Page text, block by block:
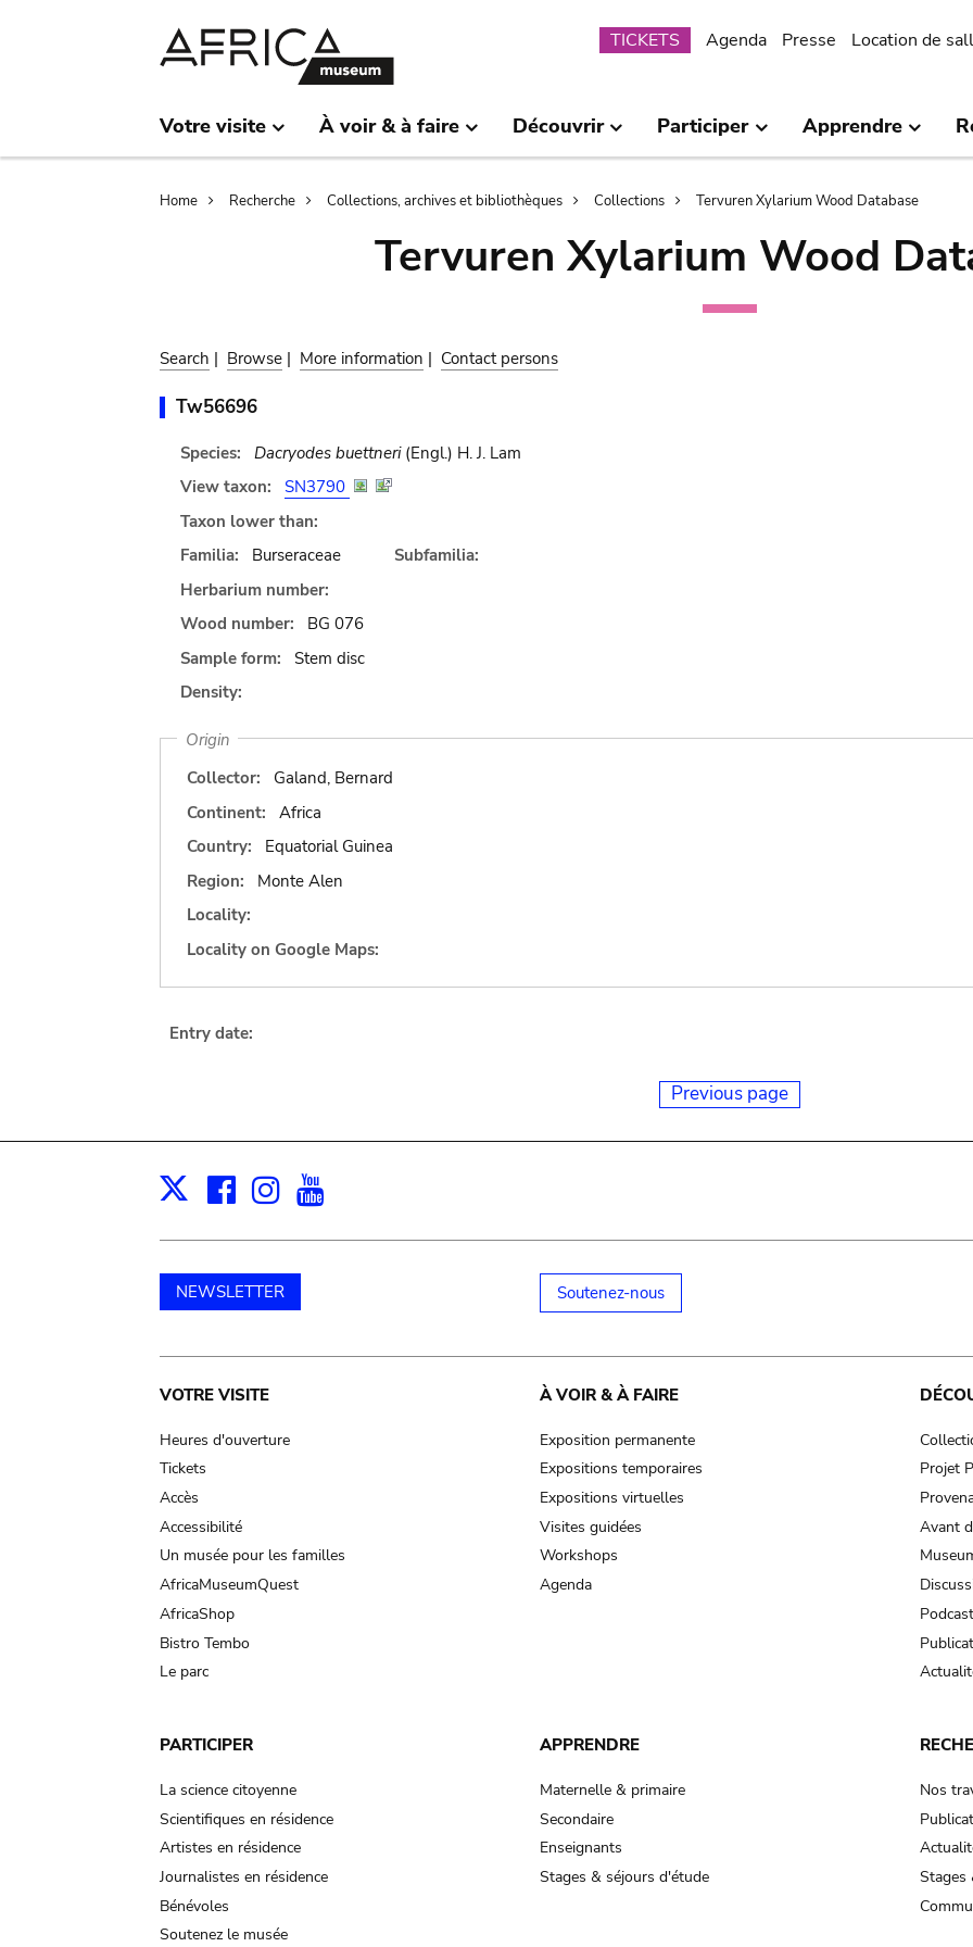
Submenu
TICKETS Agenda Presse Location de
Votre visite À voir & à faire Découvrir Participer Apprendre
Breadcrumb
Home Recherche Collections, archives et bibliothèques Collections Tervuren Xylarium Wood Database
Tervuren Xylarium Wood
Search | Browse | More information | Contact persons
Tw56696
Species: Dacryodes buettneri(Engl.) H. J. Lam
View taxon:
SN3790
Taxon lower than:
Familia:
Burseraceae
Subfamilia:
Herbarium number:
Wood number:
BG 076
Sample form:
Stem disc
Density:
Origin
Collector:
Galand, Bernard
Continent:
Africa
Country:
Equatorial Guinea
Region:
Monte Alen
Locality:
Locality on Google Maps:
Entry date:
Previous page
X Facebook
Instagram
NEWSLETTER Soutenez-nous
Main
navigation
VOTRE VISITE
Heures d'ouverture
Tickets
Accès
Accessibilité
Un musée pour les familles
AfricaMuseumQuest
AfricaShop
Bistro Tembo
Le parc
À VOIR & À FAIRE
Exposition permanente
Expositions temporaires
Expositions virtuelles
Visites guidées
Workshops
Agenda
Projet
Avant
PARTICIPER
La science citoyenne
Scientifiques en résidence
Artistes en résidence
Journalistes en résidence
Bénévoles
Soutenez le musée
APPRENDRE
Maternelle & primaire
Secondaire
Enseignants
Stages & séjours d'étude
Nos
Stages